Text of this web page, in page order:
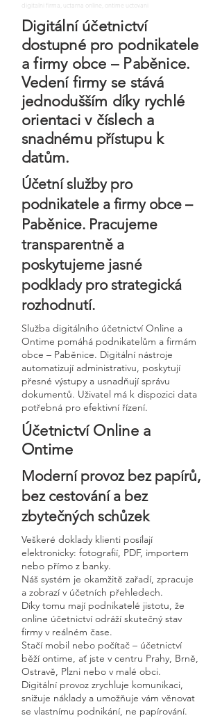
digitalni firma, uctarna online, ontime uctovani
Digitální účetnictví
dostupné pro podnikatele
a firmy obce – Paběnice.
Vedení firmy se stává
jednodušším díky rychlé
orientaci v číslech a
snadnému přístupu k
datům.
Účetní služby pro
podnikatele a firmy obce –
Paběnice. Pracujeme
transparentně a
poskytujeme jasné
podklady pro strategická
rozhodnutí.
Služba digitálního účetnictví Online a
Ontime pomáhá podnikatelům a firmám
obce – Paběnice. Digitální nástroje
automatizují administrativu, poskytují
přesné výstupy a usnadňují správu
dokumentů. Uživatel má k dispozici data
potřebná pro efektivní řízení.
Účetnictví Online a
Ontime
Moderní provoz bez papírů,
bez cestování a bez
zbytečných schůzek
Veškeré doklady klienti posílají
elektronicky: fotografií, PDF, importem
nebo přímo z banky.
Náš systém je okamžitě zařadí, zpracuje
a zobrazí v účetních přehledech.
Díky tomu mají podnikatelé jistotu, že
online účetnictví odráží skutečný stav
firmy v reálném čase.
Stačí mobil nebo počítač – účetnictví
běží ontime, ať jste v centru Prahy, Brně,
Ostravě, Plzni nebo v malé obci.
Digitální provoz zrychluje komunikaci,
snižuje náklady a umožňuje vám věnovat
se vlastnímu podnikání, ne papírování.